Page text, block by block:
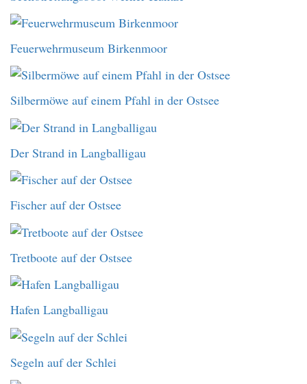
Feuerwehrmuseum Birkenmoor
Silbermöwe auf einem Pfahl in der Ostsee
Der Strand in Langballigau
Fischer auf der Ostsee
Tretboote auf der Ostsee
Hafen Langballigau
Segeln auf der Schlei